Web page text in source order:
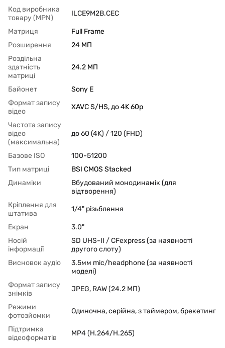
Код виробника
товару (MPN)
ILCE9M2B.CEC
Матриця
Full Frame
Розширення
24 МП
Роздільна
здатність
матриці
24.2 МП
Байонет
Sony E
Формат запису
відео
XAVC S/HS, до 4K 60p
Частота запису
відео
(максимальна)
до 60 (4K) / 120 (FHD)
Базове ISO
100-51200
Тип матриці
BSI CMOS Stacked
Динаміки
Вбудований монодинамік (для
відтворення)
Кріплення для
штатива
1/4" різьблення
Екран
3.0"
Носій
інформації
SD UHS-II / CFexpress (за наявності
другого слоту)
Висновок аудіо
3.5мм mic/headphone (за наявності
моделі)
Формат запису
знімків
JPEG, RAW (24.2 МП)
Режими
фотозйомки
Одиночна, серійна, з таймером, брекетинг
Підтримка
відеоформатів
MP4 (H.264/H.265)